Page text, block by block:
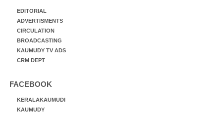
EDITORIAL
ADVERTISMENTS
CIRCULATION
BROADCASTING
KAUMUDY TV ADS
CRM DEPT
FACEBOOK
KERALAKAUMUDI
KAUMUDY